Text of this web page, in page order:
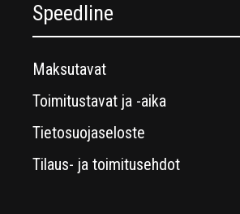
Speedline
Maksutavat
Toimitustavat ja -aika
Tietosuojaseloste
Tilaus- ja toimitusehdot